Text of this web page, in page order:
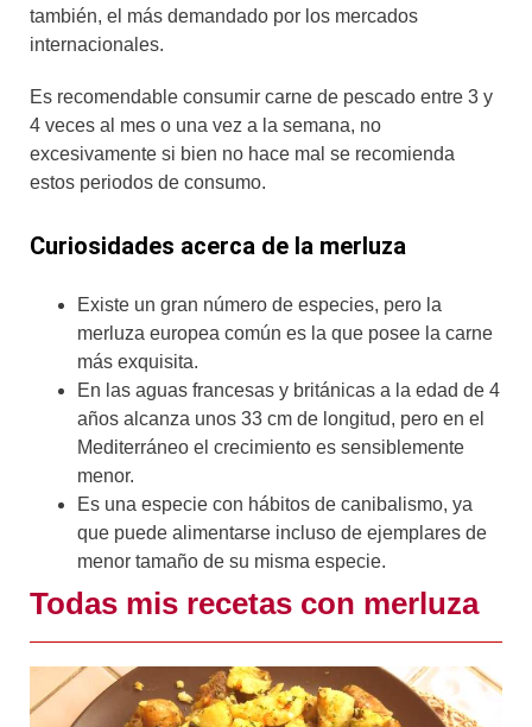
también, el más demandado por los mercados
internacionales.
Es recomendable consumir carne de pescado entre 3 y
4 veces al mes o una vez a la semana, no
excesivamente si bien no hace mal se recomienda
estos periodos de consumo.
Curiosidades acerca de la merluza
Existe un gran número de especies, pero la
merluza europea común es la que posee la carne
más exquisita.
En las aguas francesas y británicas a la edad de 4
años alcanza unos 33 cm de longitud, pero en el
Mediterráneo el crecimiento es sensiblemente
menor.
Es una especie con hábitos de canibalismo, ya
que puede alimentarse incluso de ejemplares de
menor tamaño de su misma especie.
Todas mis recetas con merluza